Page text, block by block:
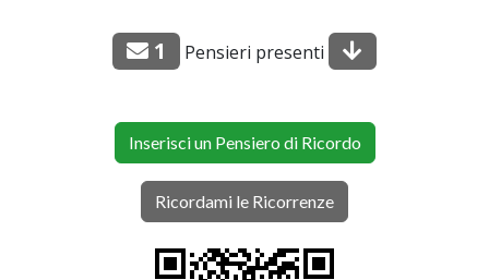
1 Pensieri presenti
Inserisci un Pensiero di Ricordo
Ricordami le Ricorrenze